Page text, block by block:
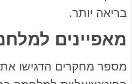
בריאה יותר.
מאפיינים
מספר מחקרים הדגישו את